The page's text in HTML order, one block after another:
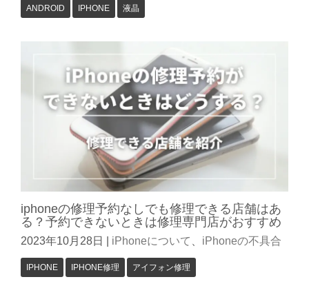
ANDROID IPHONE 液晶
iphoneの修理予約なしでも修理できる店舗はあ
る？予約できないときは修理専門店がおすすめ
2023年10月28日 iPhoneについて iPhoneの不具合
IPHONE IPHONE修理 アイフォン修理